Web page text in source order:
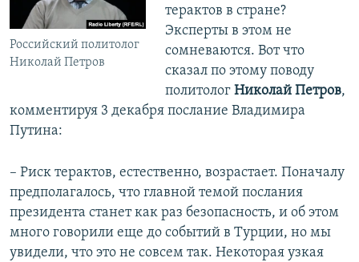
Российский политолог
Николай Петров
терактов в стране?
Эксперты в этом не
сомневаются. Вот что
сказал по этому поводу
политолог Николай Петров,
комментируя 3 декабря послание Владимира
Путина:
– Риск терактов, естественно, возрастает. Поначалу
предполагалось, что главной темой послания
президента станет как раз безопасность, и об этом
много говорили еще до событий в Турции, но мы
увидели, что это не совсем так. Некоторая узкая